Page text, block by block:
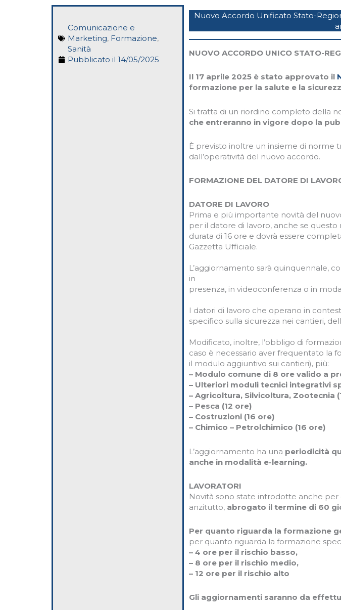
Comunicazione e
Marketing, Formazione,
Sanità
Pubblicato il 14/05/2025
Nuovo Accordo Unificato Stato-
NUOVO ACCORDO UNICO STATO-
Il 17 aprile 2025 è stato approvato il
formazione per la salute e la
Si tratta di un riordino completo della
che entreranno in vigore dopo la
È previsto inoltre un insieme di norme
dall’operatività del nuovo accordo.
FORMAZIONE DEL DATORE DI
DATORE DI LAVORO
Prima e più importante novità del
per il datore di lavoro, anche se
durata di 16 ore e dovrà essere
Gazzetta Ufficiale.
L’aggiornamento sarà quinquennale,
in
presenza, in videoconferenza o in
I datori di lavoro che operano in
specifico sulla sicurezza nei cantieri,
Modificato, inoltre, l’obbligo di
caso è necessario aver frequentato la
il modulo aggiuntivo sui cantieri), più:
– Modulo comune di 8 ore valido a
– Ulteriori moduli tecnici integrativi
– Agricoltura, Silvicoltura, Zootecnia
– Pesca (12 ore)
– Costruzioni (16 ore)
– Chimico – Petrolchimico (16 ore)
L’aggiornamento ha una periodicità
anche in modalità e-learning.
LAVORATORI
Novità sono state introdotte anche
anzitutto, abrogato il termine di 60
Per quanto riguarda la formazione
per quanto riguarda la formazione
– 4 ore per il rischio basso,
– 8 ore per il rischio medio,
– 12 ore per il rischio alto
Gli aggiornamenti saranno da